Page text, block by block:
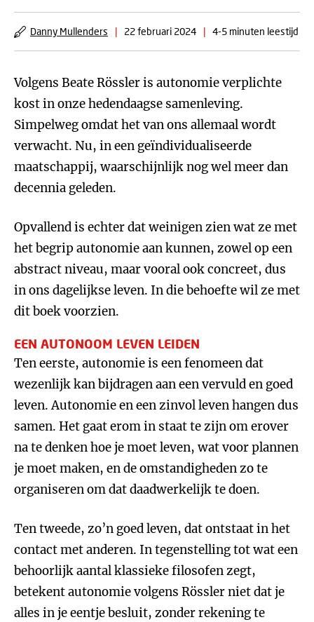
Danny Mullenders | 22 februari 2024 | 4-5 minuten leestijd
Volgens Beate Rössler is autonomie verplichte
kost in onze hedendaagse samenleving.
Simpelweg omdat het van ons allemaal wordt
verwacht. Nu, in een geïndividualiseerde
maatschappij, waarschijnlijk nog wel meer dan
decennia geleden.
Opvallend is echter dat weinigen zien wat ze met
het begrip autonomie aan kunnen, zowel op een
abstract niveau, maar vooral ook concreet, dus
in ons dagelijkse leven. In die behoefte wil ze met
dit boek voorzien.
EEN AUTONOOM LEVEN LEIDEN
Ten eerste, autonomie is een fenomeen dat
wezenlijk kan bijdragen aan een vervuld en goed
leven. Autonomie en een zinvol leven hangen dus
samen. Het gaat erom in staat te zijn om erover
na te denken hoe je moet leven, wat voor plannen
je moet maken, en de omstandigheden zo te
organiseren om dat daadwerkelijk te doen.
Ten tweede, zo’n goed leven, dat ontstaat in het
contact met anderen. In tegenstelling tot wat een
behoorlijk aantal klassieke filosofen zegt,
betekent autonomie volgens Rössler niet dat je
alles in je eentje besluit, zonder rekening te